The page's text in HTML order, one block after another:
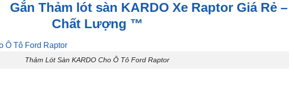
Gắn Thảm lót sàn KARDO Xe Raptor Giá Rẻ –
Chất Lượng ™
Thảm Lót Sàn KARDO Cho Ô Tô Ford Raptor